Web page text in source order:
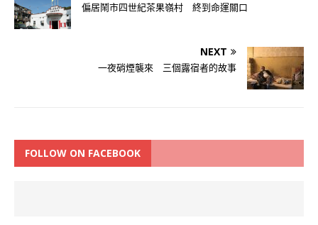
偏居鬧市四世紀茶果嶺村 終到命運關口
NEXT
一夜硝煙襲來 三個露宿者的故事
FOLLOW ON FACEBOOK